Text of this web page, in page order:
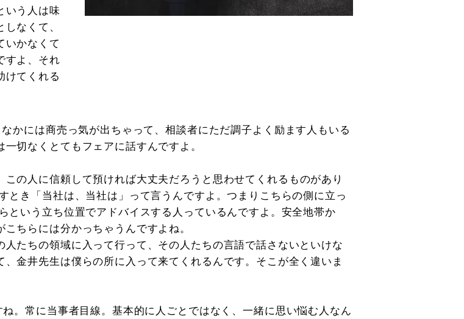
いう人は味
なくて、
いかなくて
すよ、それ
けてくれる
なかには商売っ気が出ちゃって、相談者にただ調子よく励ます人もいる
切なくとてもフェアに話すんですよ。
の人に信頼して預ければ大丈夫だろうと思わせてくれるものがあり
とき「当社は、当社は」って言うんですよ。つまりこちらの側に立っ
という立ち位置でアドバイスする人っているんですよ。安全地帯か
ちらには分かっちゃうんですよね。
たちの領域に入って行って、その人たちの言語で話さないといけな
金井先生は僕らの所に入って来てくれるんです。そこが全く違いま
。常に当事者目線。基本的に人ごとではなく、一緒に思い悩む人なん